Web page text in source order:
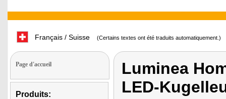
Français / Suisse (Certains textes ont été traduits automatiquement.)
Page d'accueil
Produits:
Luminea
LED-